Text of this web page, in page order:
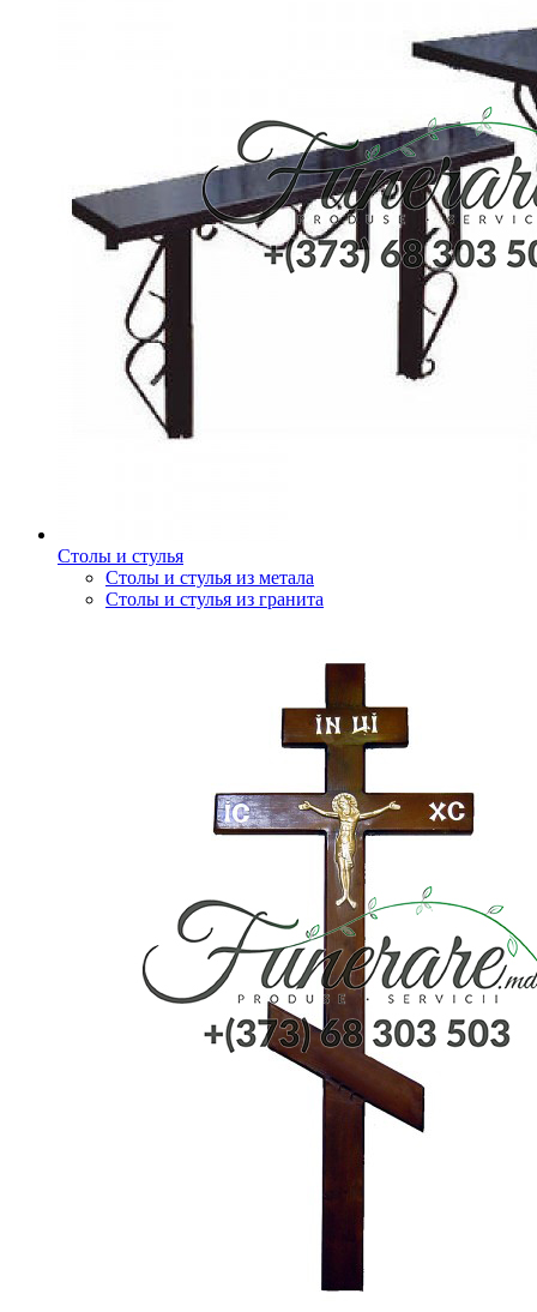
Столы и стулья
Столы и стулья из метала
Столы и стулья из гранита